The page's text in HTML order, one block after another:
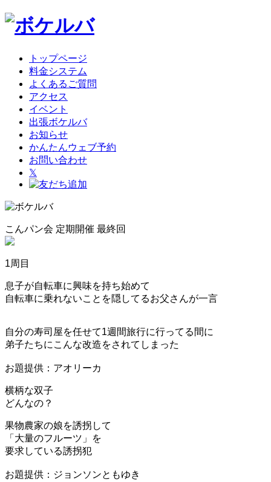
トップページ
料金システム
よくあるご質問
アクセス
イベント
出張ボケルバ
お知らせ
かんたんウェブ予約
お問い合わせ
𝕏
こんパン会 定期開催 最終回
1周目
息子が自転車に興味を持ち始めて
自転車に乗れないことを隠してるお父さんが一言
自分の寿司屋を任せて1週間旅行に行ってる間に
弟子たちにこんな改造をされてしまった
お題提供：アオリーカ
横柄な双子
どんなの？
果物農家の娘を誘拐して
「大量のフルーツ」を
要求している誘拐犯
お題提供：ジョンソンともゆき